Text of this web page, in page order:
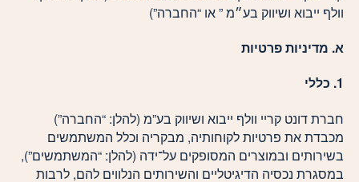
וולף ייבוא ושיווק בע״מ ” או “החברה”)
א. מדיניות פרטיות
1. כללי
חברת דונט קריי וולף ייבוא ושיווק בע”מ (להלן: “החברה”)
מכבדת את פרטיות לקוחותיה, מבקריה וכלל המשתמשים
בשירותים ובמוצרים המסופקים על־ידה (להלן: “המשתמשים”),
במסגרת נכסיה הדיגיטליים והשירותים הנלווים להם, לרבות